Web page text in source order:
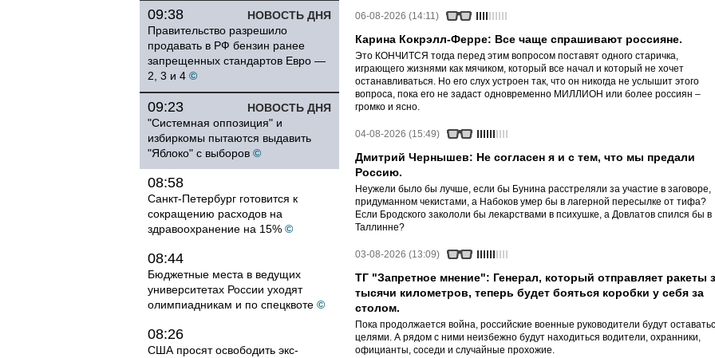
НОВОСТЬ ДНЯ
09:38
Правительство разрешило
продавать в РФ бензин ранее
запрещенных стандартов Евро —
2, 3 и 4 ©
НОВОСТЬ ДНЯ
09:23
"Системная оппозиция" и
избиркомы пытаются выдавить
"Яблоко" с выборов ©
08:58
Санкт-Петербург готовится к
сокращению расходов на
здравоохранение на 15% ©
08:44
Бюджетные места в ведущих
университетах России уходят
олимпиадникам и по спецквоте ©
08:26
США просят освободить экс-
06-08-2026 (14:11)
Карина Кокрэлл-Ферре: Все чаще спрашивают россияне.
Это КОНЧИТСЯ тогда перед этим вопросом поставят одного старичка,
играющего жизнями как мячиком, который все начал и который не хочет
останавливаться. Но его слух устроен так, что он никогда не услышит этого
вопроса, пока его не задаст одновременно МИЛЛИОН или более россиян –
громко и ясно.
04-08-2026 (15:49)
Дмитрий Чернышев: Не согласен я и с тем, что мы предали
Россию.
Неужели было бы лучше, если бы Бунина расстреляли за участие в заговоре,
придуманном чекистами, а Набоков умер бы в лагерной пересылке от тифа?
Если Бродского закололи бы лекарствами в психушке, а Довлатов спился бы в
Таллинне?
03-08-2026 (13:09)
ТГ "Запретное мнение": Генерал, который отправляет ракеты
тысячи километров, теперь будет бояться коробки у себя за
столом.
Пока продолжается война, российские военные руководители будут
целями. А рядом с ними неизбежно будут находиться водители, охранники,
официанты, соседи и случайные прохожие.